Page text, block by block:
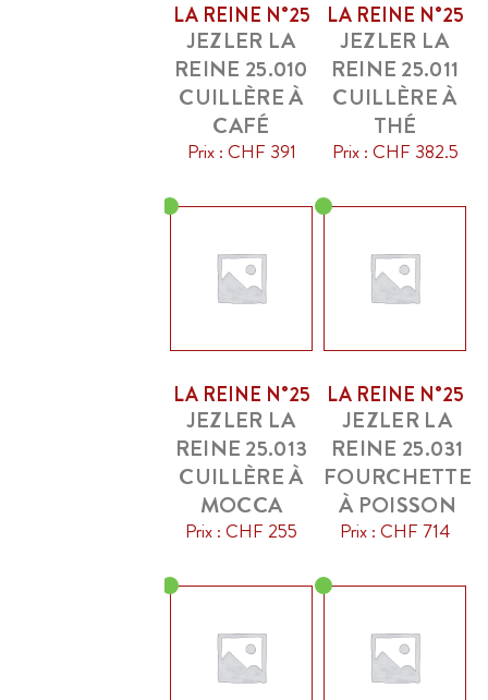
LA REINE N°25
JEZLER LA
REINE 25.010
CUILLÈRE À
CAFÉ
Prix : CHF 391
LA REINE N°25
JEZLER LA
REINE 25.011
CUILLÈRE À
THÉ
Prix : CHF 382.5
LA REINE N°25
JEZLER LA
REINE 25.013
CUILLÈRE À
MOCCA
Prix : CHF 255
LA REINE N°25
JEZLER LA
REINE 25.031
FOURCHETTE
À POISSON
Prix : CHF 714